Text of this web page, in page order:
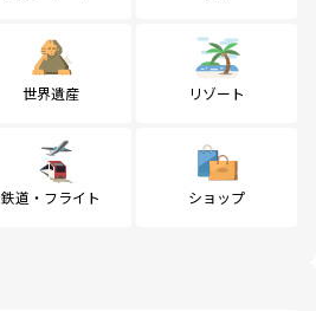
世界遺産 リゾート
鉄道・フライト ショップ